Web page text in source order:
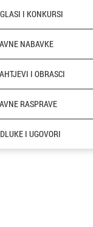
I KONKURSI
NABAVKE
I OBRASCI
RASPRAVE
I UGOVORI